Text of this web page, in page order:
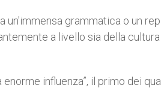
un'immensa grammatica o un
a livello sia della
influenza”, il primo dei